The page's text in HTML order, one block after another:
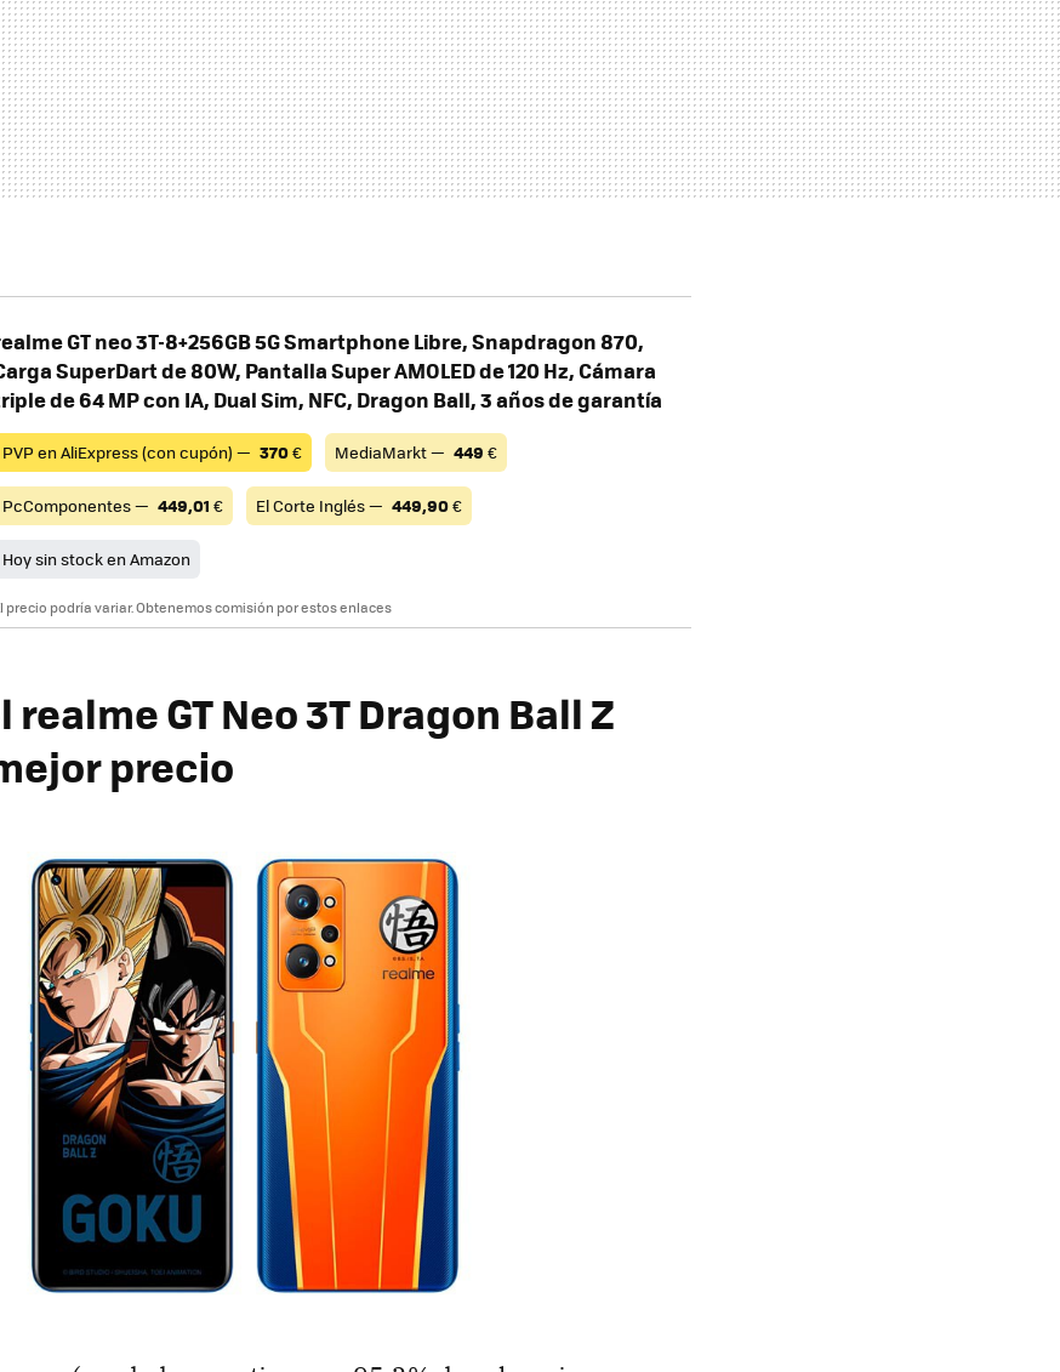
GT neo 3T-8+256GB 5G Smartphone Libre, Snapdragon 870,
SuperDart de 80W, Pantalla Super AMOLED de 120 Hz, Cámara
de 64 MP con IA, Dual Sim, NFC, Dragon Ball, 3 años de garantía
PVP en AliExpress (con cupón) — 370€ MediaMarkt — 449 €
PcComponentes — 449,01 € El Corte Inglés — 449,90€
Hoy sin stock en Amazon
precio podría variar. Obtenemos comisión por estos enlaces
GT Neo 3T Dragon Ball Z
precio